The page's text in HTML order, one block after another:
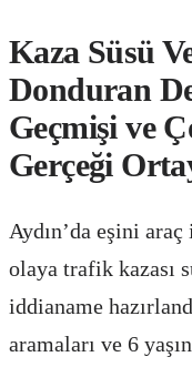
Kaza Süsü
Donduran
Geçmişi ve
Gerçeği
Aydın’da eşini
olaya trafik kazası
iddianame
aramaları ve 6